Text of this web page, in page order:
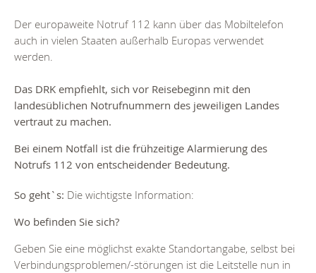
Der europaweite Notruf 112 kann über das Mobiltelefon
auch in vielen Staaten außerhalb Europas verwendet
werden.
Das DRK empfiehlt, sich vor Reisebeginn mit den
landesüblichen Notrufnummern des jeweiligen Landes
vertraut zu machen.
Bei einem Notfall ist die frühzeitige Alarmierung des
Notrufs 112 von entscheidender Bedeutung.
So geht`s: Die wichtigste Information:
Wo befinden Sie sich?
Geben Sie eine möglichst exakte Standortangabe, selbst bei
Verbindungsproblemen/-störungen ist die Leitstelle nun in